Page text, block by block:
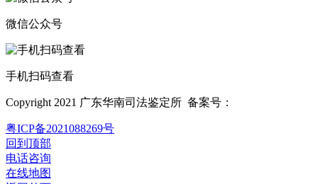
微信公众号
手机扫码查看
Copyright 2021 广东华南司法鉴定所 备案号：
粤ICP备2021088269号
回到顶部
电话咨询
在线地图